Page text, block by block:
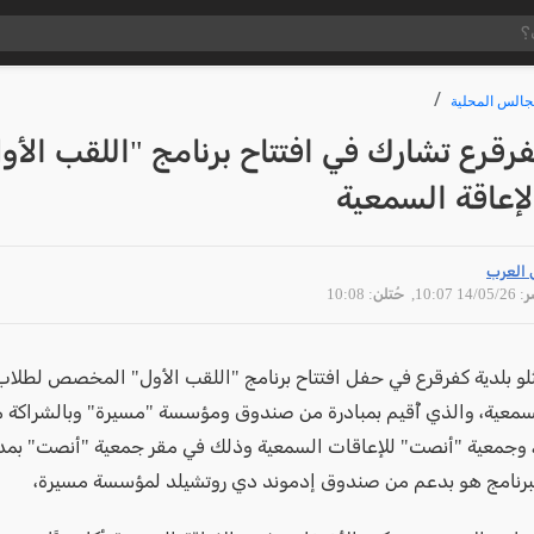
المحلية
تشارك في افتتاح برنامج "اللقب
السمعية
العرب
10:07
, حُتلن: 10:08
بلدية كفرقرع في حفل افتتاح برنامج "اللقب الأول" المخصص
والذي أُقيم بمبادرة من صندوق ومؤسسة "مسيرة" وبالشراكة
وجمعية "أنصت" للإعاقات السمعية وذلك في مقر جمعية "أنصت"
هو بدعم من صندوق إدموند دي روتشيلد لمؤسسة مسيرة،